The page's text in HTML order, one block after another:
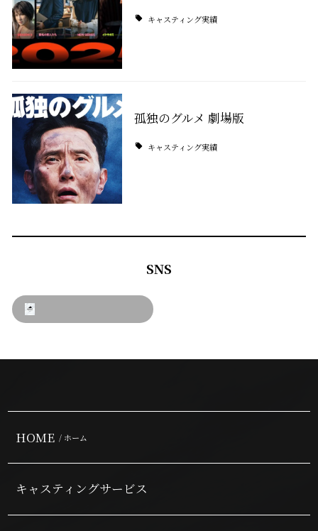
キャスティング実績
孤独のグルメ 劇場版
キャスティング実績
SNS
HOME / ホーム
キャスティングサービス